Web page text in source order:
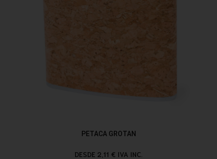
PETACA GROTAN
DESDE 2,11 € IVA INC.